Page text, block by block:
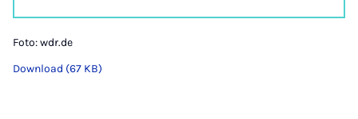
Foto: wdr.de
Download (67 KB)